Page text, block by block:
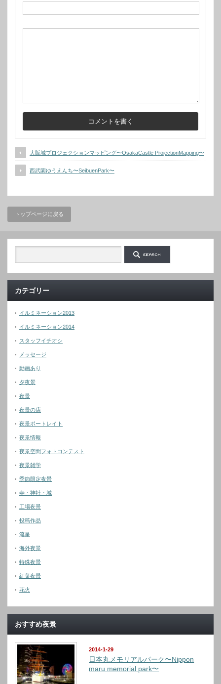
大阪城プロジェクションマッピング〜OsakaCastle ProjectionMapping〜
西武園ゆうえんち〜SeibuenPark〜
トップページに戻る
カテゴリー
イルミネーション2013
イルミネーション2014
スタッフイチオシ
メッセージ
動画あり
夕夜景
夜景
夜景の店
夜景ポートレイト
夜景情報
夜景空間フォトコンテスト
夜景雑学
季節限定夜景
寺・神社・城
工場夜景
投稿作品
流星
海外夜景
特殊夜景
紅葉夜景
花火
おすすめ夜景
2014-1-29
日本丸メモリアルパーク〜Nippon
maru memorial park〜